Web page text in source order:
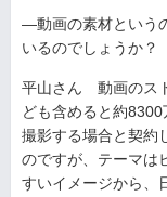
—動画の素材という
いるのでしょうか？
平山さん 動画のス
ども含めると約
撮影する場合と契約
のですが、テーマは
すいイメージから、